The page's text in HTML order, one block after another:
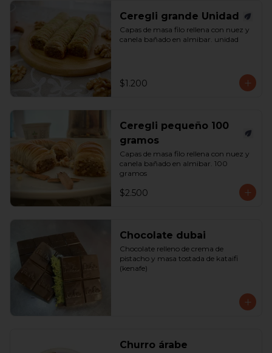
Ceregli grande Unidad
Capas de masa filo rellena con nuez y
canela bañado en almibar. unidad
$1.200
Ceregli pequeño 100
gramos
Capas de masa filo rellena con nuez y
canela bañado en almibar. 100
gramos
$2.500
Chocolate dubai
Chocolate relleno de crema de
pistacho y masa tostada de kataifi
(kenafe)
Churro árabe